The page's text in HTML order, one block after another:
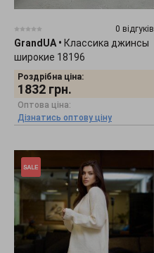
0 відгуків
GrandUA • Классика джинсы
широкие 18196
Роздрібна ціна:
1832 грн.
Оптова ціна:
Дізнатись оптову ціну